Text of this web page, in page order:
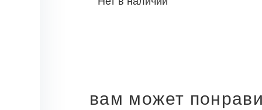
вам может